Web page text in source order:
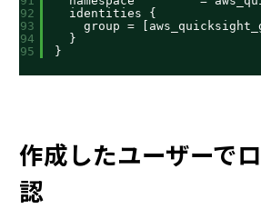
92
93
94
95
identities {
group =
}
}
作成したユーザーで
認